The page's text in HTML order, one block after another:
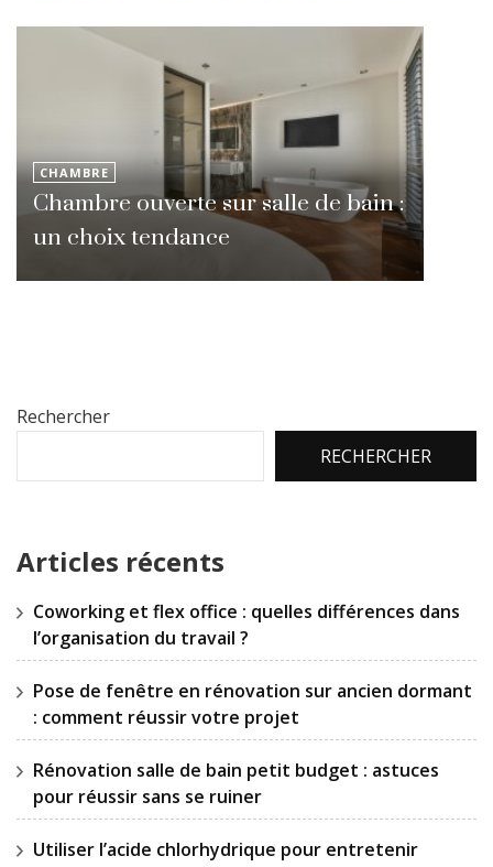
CHAMBRE
Chambre ouverte sur salle de bain :
un choix tendance
Rechercher
RECHERCHER
Articles récents
Coworking et flex office : quelles différences dans
l’organisation du travail ?
Pose de fenêtre en rénovation sur ancien dormant
: comment réussir votre projet
Rénovation salle de bain petit budget : astuces
pour réussir sans se ruiner
Utiliser l’acide chlorhydrique pour entretenir